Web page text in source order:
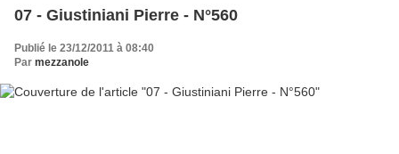
07 - Giustiniani Pierre - N°560
Publié le 23/12/2011 à 08:40
Par mezzanole